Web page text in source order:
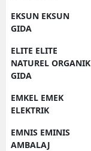
EKSUN EKSUN
GIDA
ELITE ELITE
NATUREL ORGANIK
GIDA
EMKEL EMEK
ELEKTRIK
EMNIS EMINIS
AMBALAJ